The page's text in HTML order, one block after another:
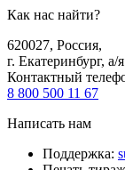
Как нас найти?
620027, Россия,
г. Екатеринбург, а/
Контактный
8 800 500 11 67
Написать нам
Поддержка: